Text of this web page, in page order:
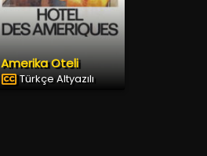
Amerika Oteli
Türkçe Altyazılı